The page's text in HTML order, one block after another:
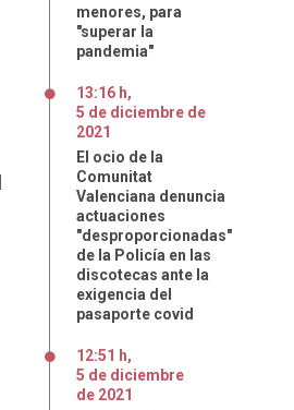
menores, para
"superar la
pandemia"
13:16 h,
5 de diciembre de
2021
El ocio de la
Comunitat
Valenciana denuncia
actuaciones
"desproporcionadas"
de la Policía en las
discotecas ante la
exigencia del
pasaporte covid
12:51 h,
5 de diciembre
de 2021